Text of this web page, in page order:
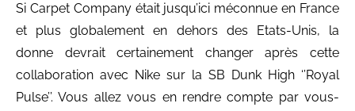
Si Carpet Company était jusqu’ici méconnue en France
et plus globalement en dehors des Etats-Unis, la
donne devrait certainement changer après cette
collaboration avec Nike sur la SB Dunk High ‘’Royal
Pulse’’. Vous allez vous en rendre compte par vous-